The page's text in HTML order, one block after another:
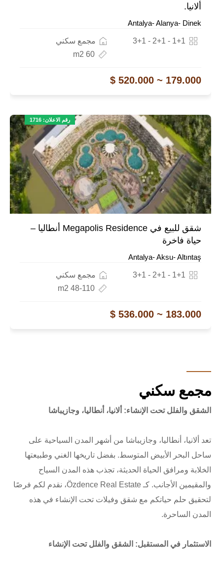
ألانيا.
Antalya- Alanya- Dinek
مجمع سكني
1+1 - 2+1 - 3+1
60 m2
179.000 ~ 520.000 $
رقم الاعلان: 1716
شقق للبيع في Megapolis Residence أنطاليا –
حياة فاخرة
Antalya- Aksu- Altıntaş
مجمع سكني
1+1 - 2+1 - 3+1
48-110 m2
183.000 ~ 536.000 $
مجمع سكني
الشقق والفلل تحت الإنشاء: ألانيا، أنطاليا، وجازيباشا
تعد ألانيا، أنطاليا، وجازيباشا من أشهر المدن السياحية على
ساحل البحر الأبيض المتوسط. بفضل تاريخها الغني وطبيعتها
الخلابة ومرافق الحياة الحديثة، تجذب هذه المدن السياح
والمقيمين الأجانب. كـ Özdence Real Estate، نقدم لكم فرصًا
لتحقيق حلم حياتكم مع شقق وفيلات تحت الإنشاء في هذه
المدن الساحرة.
الاستثمار في المستقبل: الشقق والفلل تحت الإنشاء